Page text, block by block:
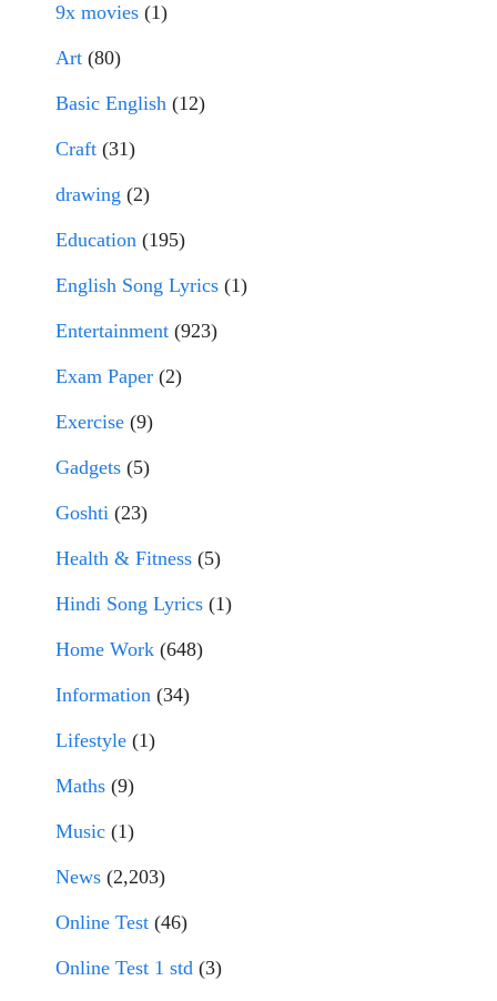
9x movies (1)
Art (80)
Basic English (12)
Craft (31)
drawing (2)
Education (195)
English Song Lyrics (1)
Entertainment (923)
Exam Paper (2)
Exercise (9)
Gadgets (5)
Goshti (23)
Health & Fitness (5)
Hindi Song Lyrics (1)
Home Work (648)
Information (34)
Lifestyle (1)
Maths (9)
Music (1)
News (2,203)
Online Test (46)
Online Test 1 std (3)